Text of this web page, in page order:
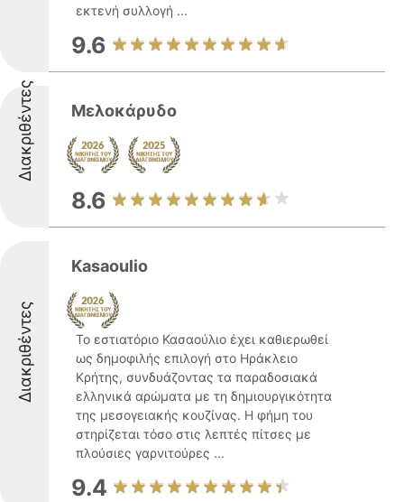
εκτενή συλλογή ...
9.6
Διακριθέντες Μελοκάρυδο
8.6
Διακριθέντες
Kasaoulio
Το εστιατόριο Κασαούλιο έχει καθιερωθεί
ως δημοφιλής επιλογή στο Ηράκλειο
Κρήτης, συνδυάζοντας τα παραδοσιακά
ελληνικά αρώματα με τη δημιουργικότητα
της μεσογειακής κουζίνας. Η φήμη του
στηρίζεται τόσο στις λεπτές πίτσες με
πλούσιες γαρνιτούρες ...
9.4